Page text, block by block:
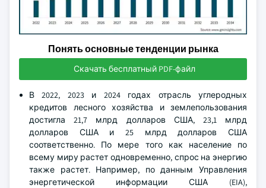
Понять основные тенденции рынка
Скачать бесплатный PDF-файл
В 2022, 2023 и 2024 годах отрасль углеродных
кредитов лесного хозяйства и землепользования
достигла 21,7 млрд долларов США, 23,1 млрд
долларов США и 25 млрд долларов США
соответственно. По мере того как население по
всему миру растет одновременно, спрос на энергию
также растет. Например, по данным Управления
энергетической информации США (EIA),